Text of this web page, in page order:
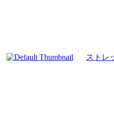
ストレ